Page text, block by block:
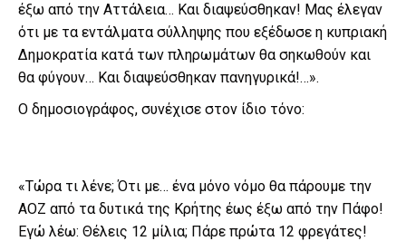
έξω από την Αττάλεια… Και διαψεύσθηκαν! Μας έλεγαν
ότι με τα εντάλματα σύλληψης που εξέδωσε η κυπριακή
Δημοκρατία κατά των πληρωμάτων θα σηκωθούν και
θα φύγουν… Και διαψεύσθηκαν πανηγυρικά!…».
Ο δημοσιογράφος, συνέχισε στον ίδιο τόνο:
«Τώρα τι λένε; Ότι με… ένα μόνο νόμο θα πάρουμε την
ΑΟΖ από τα δυτικά της Κρήτης έως έξω από την Πάφο!
Εγώ λέω: Θέλεις 12 μίλια; Πάρε πρώτα 12 φρεγάτες!